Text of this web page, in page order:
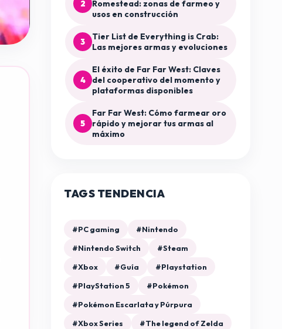
2
Romestead: zonas de farmeo y
usos en construcción
3
Tier List de Everything is Crab:
Las mejores armas y evoluciones
4
El éxito de Far Far West: Claves
del cooperativo del momento y
plataformas disponibles
5
Far Far West: Cómo farmear oro
rápido y mejorar tus armas al
máximo
TAGS TENDENCIA
#PC gaming
#Nintendo
#Nintendo Switch
#Steam
#Xbox
#Guía
#Playstation
#PlayStation 5
#Pokémon
#Pokémon Escarlata y Púrpura
#Xbox Series
#The legend of Zelda